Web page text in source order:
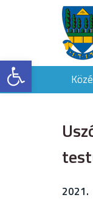
Eszköztár
2021.